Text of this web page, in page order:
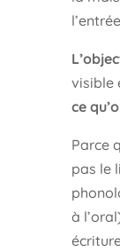
visible
ce
Parce
pas le
à